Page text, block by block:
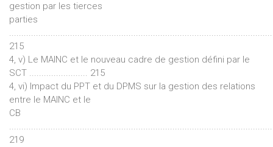
gestion par les tierces
parties
215
4, v) Le MAINC et le nouveau cadre de gestion défini par le
SCT ........................ 215
4, vi) Impact du PPT et du DPMS sur la gestion des relations
entre le MAINC et le
CB
219